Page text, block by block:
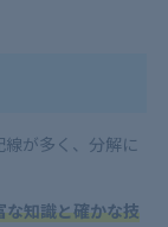
が多く、分解に
な知識と確かな技